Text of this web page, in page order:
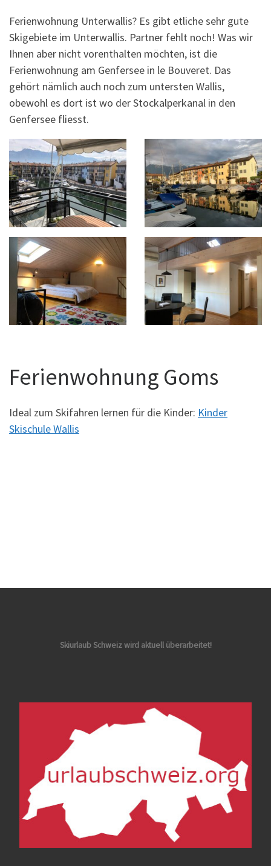
Ferienwohnung Unterwallis? Es gibt etliche sehr gute
Skigebiete im Unterwallis. Partner fehlt noch! Was wir
Ihnen aber nicht vorenthalten möchten, ist die
Ferienwohnung am Genfersee in le Bouveret. Das
gehört nämlich auch noch zum untersten Wallis,
obewohl es dort ist wo der Stockalperkanal in den
Genfersee fliesst.
Ferienwohnung Goms
Ideal zum Skifahren lernen für die Kinder: Kinder
Skischule Wallis
Skiurlaub Schweiz wird aktuell überarbeitet!